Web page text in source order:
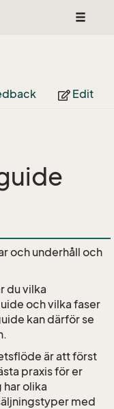
Toggle
Edit
och underhåll och
du vilka
och vilka faser
kan därför se
är att först
praxis för er
olika
med